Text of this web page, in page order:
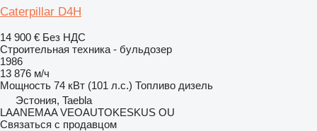
Caterpillar D4H
14 900 € Без НДС
Строительная техника - бульдозер
1986
13 876 м/ч
Мощность 74 кВт (101 л.с.) Топливо дизель
Эстония, Taebla
LAANEMAA VEOAUTOKESKUS OU
Связаться с продавцом